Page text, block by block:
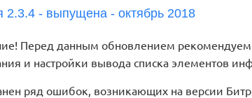
2.3.4 - выпущена - октябрь 2018
Перед данным обновлением рекомендуем
и настройки вывода списка элементов
ряд ошибок, возникающих на версии